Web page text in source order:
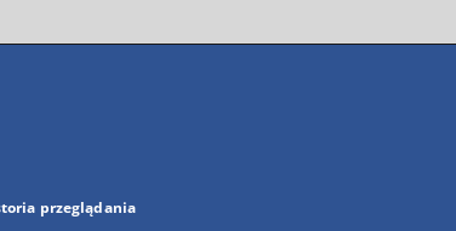
przeglądania